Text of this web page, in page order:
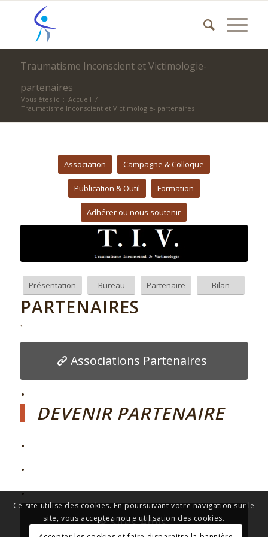
Traumatisme Inconscient et Victimologie-
partenaires
Vous êtes ici : Accueil /
Traumatisme Inconscient et Victimologie- partenaires
Association Campagne & Colloque
Publication & Outil Formation
Adhérer ou nous soutenir
Présentation Bureau Partenaire Bilan
PARTENAIRES
`
Associations Partenaires
.
DEVENIR PARTENAIRE
.
.
.
Sites Amis
Ce site utilise des cookies. En poursuivant votre navigation sur le
site, vous acceptez notre utilisation des cookies.